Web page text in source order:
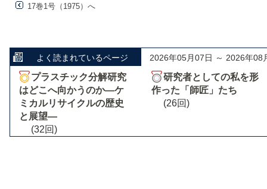
17巻1号（1975）へ
よく読まれているページ 2026年05月07日 ～ 2026年08
プラスチック分解研究
はどこへ向かうのか―ケ
ミカルリサイクルの歴史
と展望―
(32回)
研究者としての私を形
作った「師匠」たち
(26回)